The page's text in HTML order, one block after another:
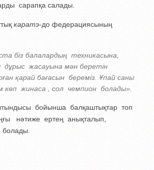
сарапқа салады.
каратэ-до федерациясының
біз балалардың техникасына,
дұрыс жасауына мән беретін
қарай бағасын береміз. Ұпай саны
көп жинаса , сол чемпион болады».
бойынша балқаштықтар топ
нәтиже ертең анықталып,
болады.